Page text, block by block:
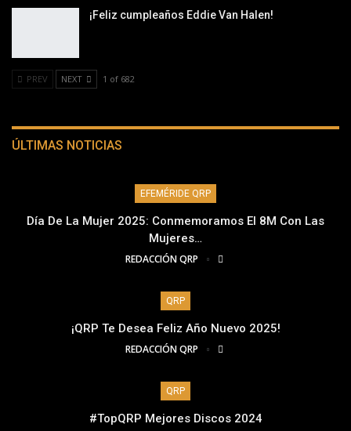
¡Feliz cumpleaños Eddie Van Halen!
PREV NEXT 1 of 682
ÚLTIMAS NOTICIAS
EFEMÉRIDE QRP
Día De La Mujer 2025: Conmemoramos El 8M Con Las
Mujeres…
REDACCIÓN QRP
QRP
¡QRP Te Desea Feliz Año Nuevo 2025!
REDACCIÓN QRP
QRP
#TopQRP Mejores Discos 2024